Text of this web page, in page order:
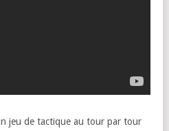
jeu de tactique au tour par tour